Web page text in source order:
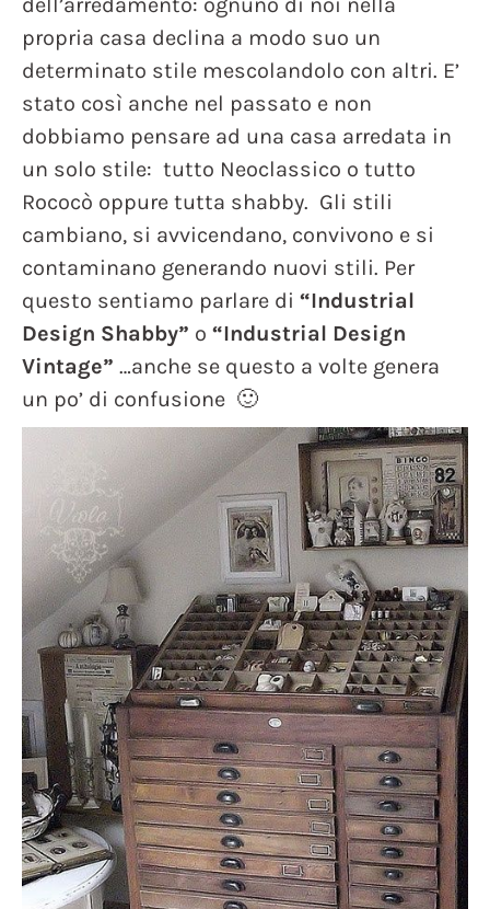
propria casa declina a modo suo un
determinato stile mescolandolo con altri. E’
stato così anche nel passato e non
dobbiamo pensare ad una casa arredata in
un solo stile: tutto Neoclassico o tutto
Rococò oppure tutta shabby. Gli stili
cambiano, si avvicendano, convivono e si
contaminano generando nuovi stili. Per
questo sentiamo parlare di “Industrial
Design Shabby” o “Industrial Design
Vintage” …anche se questo a volte genera
un po’ di confusione 🙂